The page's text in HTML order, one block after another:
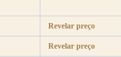
Revelar preço
Revelar preço